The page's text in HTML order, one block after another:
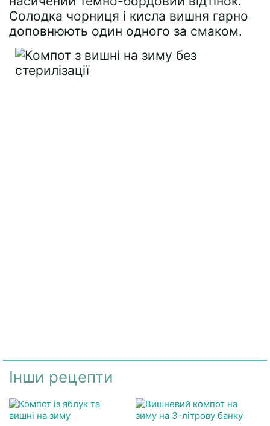
Солодка чорниця і кисла вишня гарно
доповнюють один одного за смаком.
Інши рецепти